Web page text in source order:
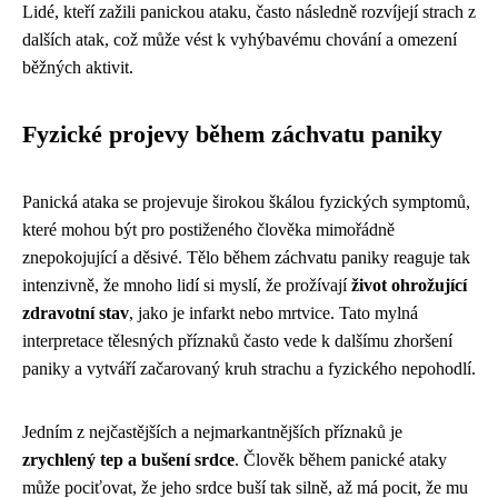
Lidé, kteří zažili panickou ataku, často následně rozvíjejí strach z
dalších atak, což může vést k vyhýbavému chování a omezení
běžných aktivit.
Fyzické projevy během záchvatu paniky
Panická ataka se projevuje širokou škálou fyzických symptomů,
které mohou být pro postiženého člověka mimořádně
znepokojující a děsivé. Tělo během záchvatu paniky reaguje tak
intenzivně, že mnoho lidí si myslí, že prožívajíživot ohrožující
zdravotní stav, jako je infarkt nebo mrtvice. Tato mylná
interpretace tělesných příznaků často vede k dalšímu zhoršení
paniky a vytváří začarovaný kruh strachu a fyzického nepohodlí.
Jedním z nejčastějších a nejmarkantnějších příznaků je
zrychlený tep a bušení srdce. Člověk během panické ataky
může pociťovat, že jeho srdce buší tak silně, až má pocit, že mu